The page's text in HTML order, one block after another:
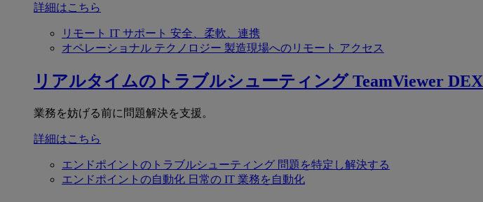
詳細はこちら
リモート IT サポート 安全、柔軟、連携
オペレーショナル テクノロジー 製造現場へのリモート アクセス
リアルタイムのトラブルシューティング TeamViewer DEX
業務を妨げる前に問題解決を支援。
詳細はこちら
エンドポイントのトラブルシューティング 問題を特定し解決する
エンドポイントの自動化 日常の IT 業務を自動化